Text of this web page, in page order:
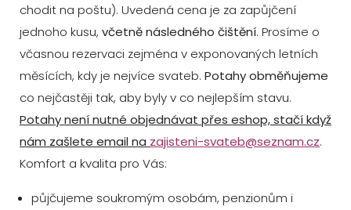
chodit na poštu). Uvedená cena je za zapůjčení
jednoho kusu, včetně následného čištění. Prosíme o
včasnou rezervaci zejména v exponovaných letních
měsících, kdy je nejvíce svateb. Potahy obměňujeme
co nejčastěji tak, aby byly v co nejlepším stavu.
Potahy není nutné objednávat přes eshop, stačí když
nám zašlete email na zajisteni-svateb@seznam.cz.
Komfort a kvalita pro Vás:
půjčujeme soukromým osobám, penzionům i